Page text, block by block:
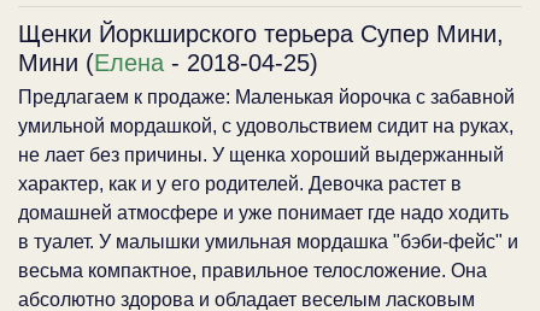
Щенки Йоркширского терьера Супер Мини,
Мини (Елена - 2018-04-25)
Предлагаем к продаже: Маленькая йорочка с забавной
умильной мордашкой, с удовольствием сидит на руках,
не лает без причины. У щенка хороший выдержанный
характер, как и у его родителей. Девочка растет в
домашней атмосфере и уже понимает где надо ходить
в туалет. У малышки умильная мордашка "бэби-фейс" и
весьма компактное, правильное телосложение. Она
абсолютно здорова и обладает веселым ласковым